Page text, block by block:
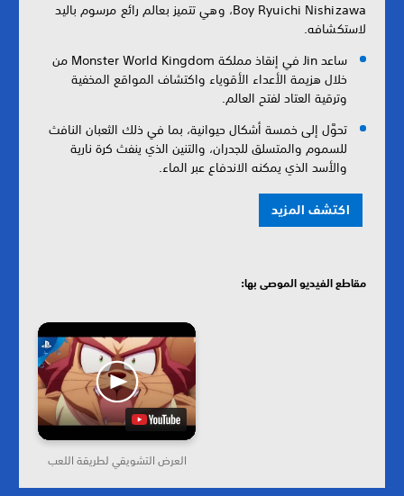
Boy Ryuichi Nishizawa، وهي تتميز بعالم رائع مرسوم باليد
لاستكشافه.
ساعد Jin في إنقاذ مملكة Monster World Kingdom من
خلال هزيمة الأعداء الأقوياء واكتشاف المواقع المخفية
وترقية العتاد لفتح العالم.
تحوَّل إلى خمسة أشكال حيوانية، بما في ذلك الثعبان النافث
للسموم والمتسلق للجدران، والتنين الذي ينفث كرة نارية
والأسد الذي يمكنه الاندفاع عبر الماء.
اكتشف المزيد
مقاطع الفيديو الموصى بها:
العرض التشويقي لطريقة اللعب